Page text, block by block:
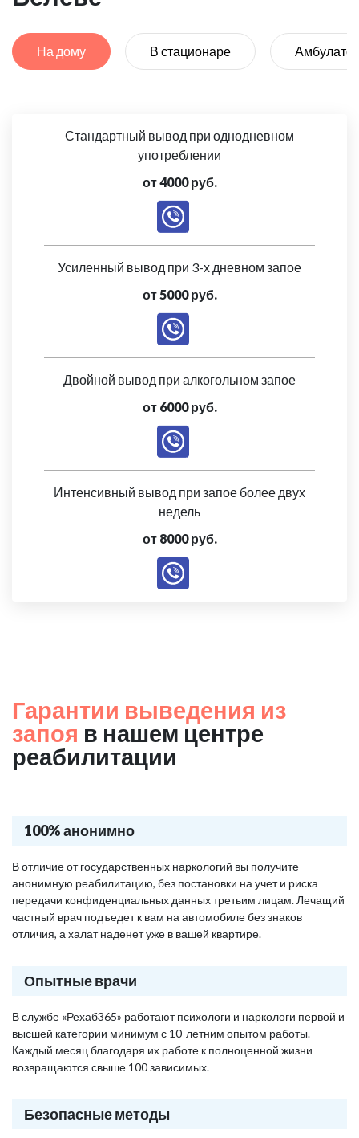
На дому В стационаре
Стандартный вывод при однодневном
употреблении
от 4000 руб.
Усиленный вывод при 3-х дневном запое
от 5000 руб.
Двойной вывод при алкогольном запое
от 6000 руб.
Интенсивный вывод при запое более двух
недель
от 8000 руб.
Гарантии выведения из
запоя в нашем центре
реабилитации
100% анонимно
В отличие от государственных наркологий вы получите
анонимную реабилитацию, без постановки на учет и риска
передачи конфиденциальных данных третьим лицам. Лечащий
частный врач подъедет к вам на автомобиле без знаков
отличия, а халат наденет уже в вашей квартире.
Опытные врачи
В службе «Рехаб365» работают психологи и наркологи первой и
высшей категории минимум с 10-летним опытом работы.
Каждый месяц благодаря их работе к полноценной жизни
возвращаются свыше 100 зависимых.
Безопасные методы